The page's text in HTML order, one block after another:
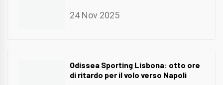
24 Nov 2025
Odissea Sporting Lisbona: otto ore
di ritardo per il volo verso Napoli